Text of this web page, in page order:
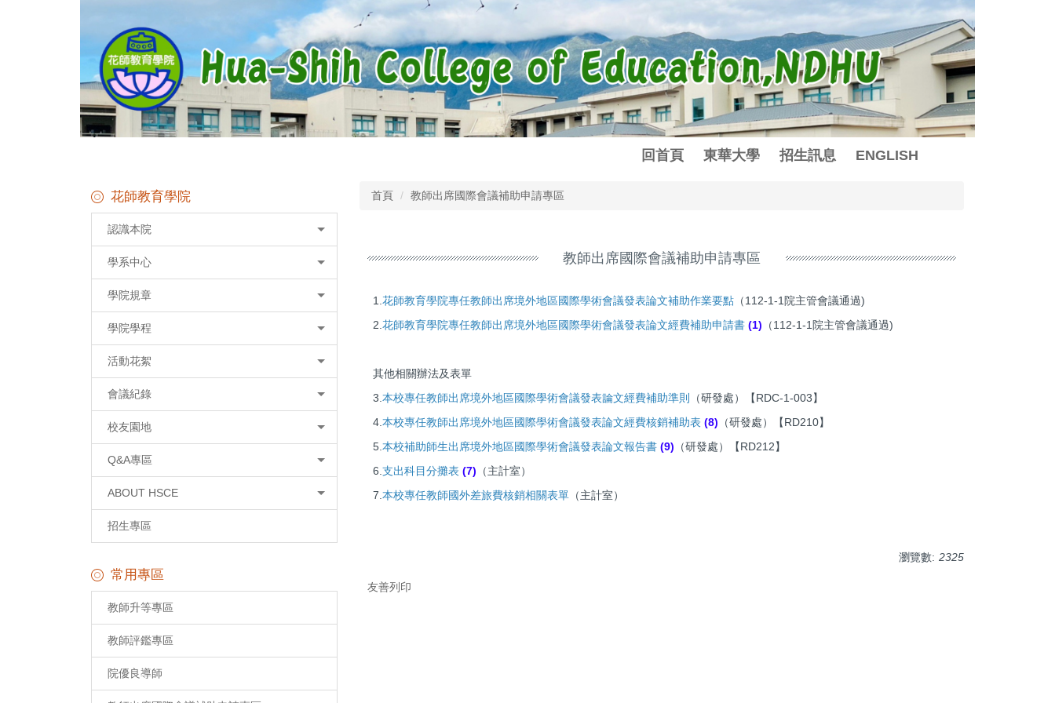
回首頁 東華大學 招生訊息 ENGLISH
花師教育學院
認識本院
學系中心
學院規章
學院學程
活動花絮
會議紀錄
校友園地
Q&A專區
ABOUT HSCE
招生專區
常用專區
教師升等專區
教師評鑑專區
院優良導師
首頁 教師出席國際會議補助申請專區
教師出席國際會議補助申請專區
1.花師教育學院專任教師出席境外地區國際學術會議發表論文補助作業要點 （112-1-1院主管會議通過)
2.花師教育學院專任教師出席境外地區國際學術會議發表論文經費補助申請書 (1) （112-1-1院主管會議通過)
其他相關辦法及表單
3.本校專任教師出席境外地區國際學術會議發表論文經費補助準則
（研發處）【RDC-1-003】
4.本校專任教師出席境外地區國際學術會議發表論文經費核銷補助表 (8) （研發處）【RD210】
5.本校補助師生出席境外地區國際學術會議發表論文報告書 (9) （研發處）【RD212】
6.支出科目分攤表 (7) （主計室）
7.本校專任教師國外差旅費核銷相關表單 （主計室）
瀏覽數: 2325
友善列印